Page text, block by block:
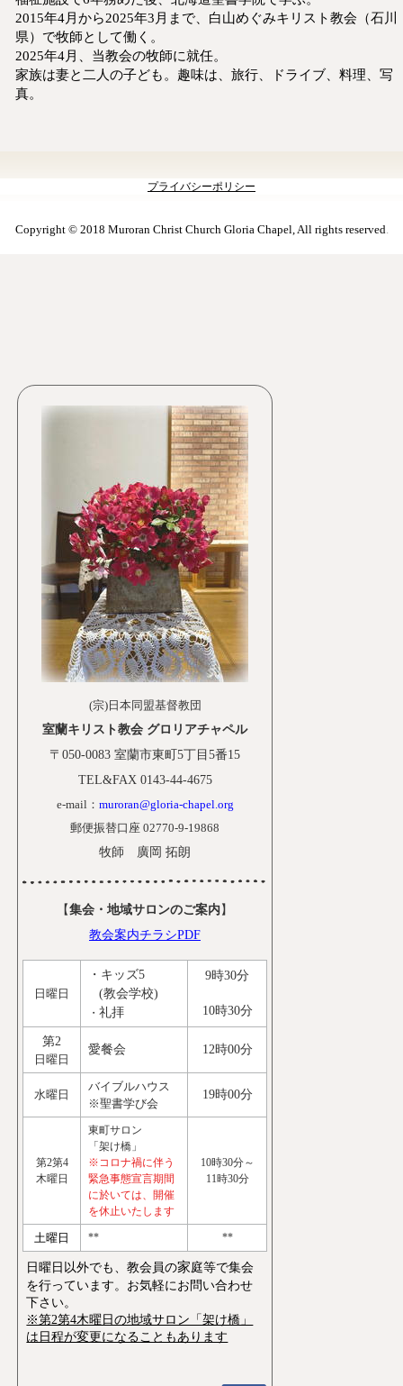
2015年4月から2025年3月まで、白山めぐみキリスト教会（石川
県）で牧師として働く。
2025年4月、当教会の牧師に就任。
家族は妻と二人の子ども。趣味は、旅行、ドライブ、料理、写
真。
(宗)日本同盟基督教団
室蘭キリスト教会 グロリアチャペル
〒050-0083 室蘭市東町5丁目5番15
TEL&FAX 0143-44-4675
e-mail： muroran@gloria-chapel.org
郵便振替口座 02770-9-19868
牧師 廣岡 拓朗
【集会・地域サロンのご案内 】
教会案内チラシPDF
日曜日
・ キッズ5
(教会学校)
・ 礼拝
9時30分
10時30分
第2
日曜日
愛餐会 12時00分
水曜日
バイブルハウス
※聖書学び会
19時00分
第2第4
木曜日
東町サロン
「架け橋」
※コロナ禍に伴う
緊急事態宣言期間
に於いては、開催
を休止いたします
10時30分～
11時30分
土曜日 ** **
日曜日以外でも、教会員の家庭等で集会
を行っています。お気軽にお問い合わせ
下さい。
※第2第4木曜日の地域サロン「架け橋」
は日程が変更になることもあります
プライバシーポリシー
Copyright © 2018 Muroran Christ Church Gloria Chapel, All rights reserved